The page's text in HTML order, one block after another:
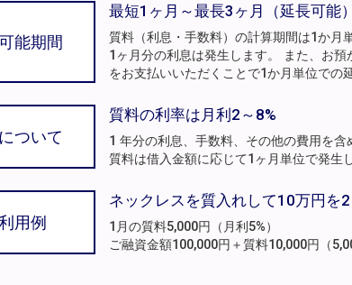
能期間
最短1ヶ月～最長3ヶ月（延長可能）
質料（利息・手数料）の計算期間は1か月
1ヶ月分の利息は発生します。 また、お
をお支払いいただくことで1か月単位での
ついて
質料の利率は月利2～8%
1 年分の利息、手数料、その他の費用を含
質料は借入金額に応じて1ヶ月単位で発生
用例
ネックレスを質入れして10万円を
1月の質料5,000円（月利5%）
ご融資金額100,000円＋質料10,000円（